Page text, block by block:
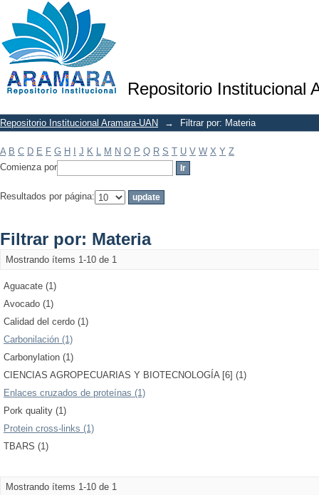
Repositorio Institucional
Filtrar por: Materia
Repositorio Institucional Aramara-UAN → Filtrar por: Materia
A B C D E F G H J K L M N O P Q R S T U V W X Y Z
Comienza por
Resultados por página:
Filtrar por: Materia
Mostrando ítems 1-10 de 1
Aguacate (1)
Avocado (1)
Calidad del cerdo (1)
Carbonilación (1)
Carbonylation (1)
CIENCIAS AGROPECUARIAS Y BIOTECNOLOGÍA [6] (1)
Enlaces cruzados de proteínas (1)
Pork quality (1)
Protein cross-links (1)
TBARS (1)
Mostrando ítems 1-10 de 1